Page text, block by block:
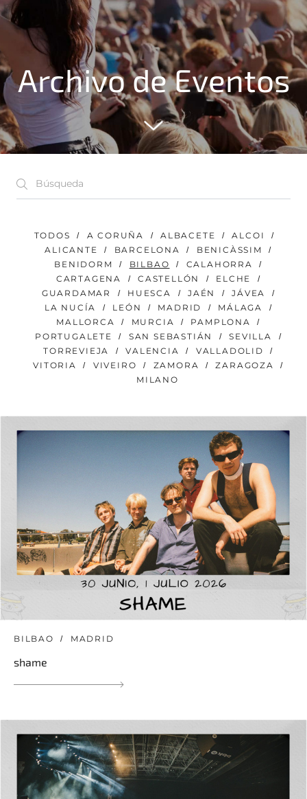
Archivo de Eventos
TODOS A CORUÑA ALBACETE
ALCOI
ALICANTE
BARCELONA
BENICÀSSIM
BENIDORM
BILBAO
CALAHORRA
CARTAGENA
CASTELLÓN
ELCHE
GUARDAMAR
HUESCA JAÉN
JÁVEA
LA NUCÍA
LEÓN MADRID
MÁLAGA
MALLORCA
MURCIA
PAMPLONA
PORTUGALETE
SAN SEBASTIÁN
SEVILLA
TORREVIEJA
VALENCIA
VALLADOLID
VITORIA
VIVEIRO ZAMORA
ZARAGOZA
MILANO
BILBAO MADRID
shame